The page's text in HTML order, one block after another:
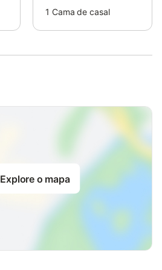
1 Cama de casal
Explore o mapa